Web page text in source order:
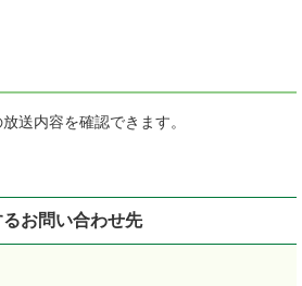
送内容を確認できます。
お問い合わせ先